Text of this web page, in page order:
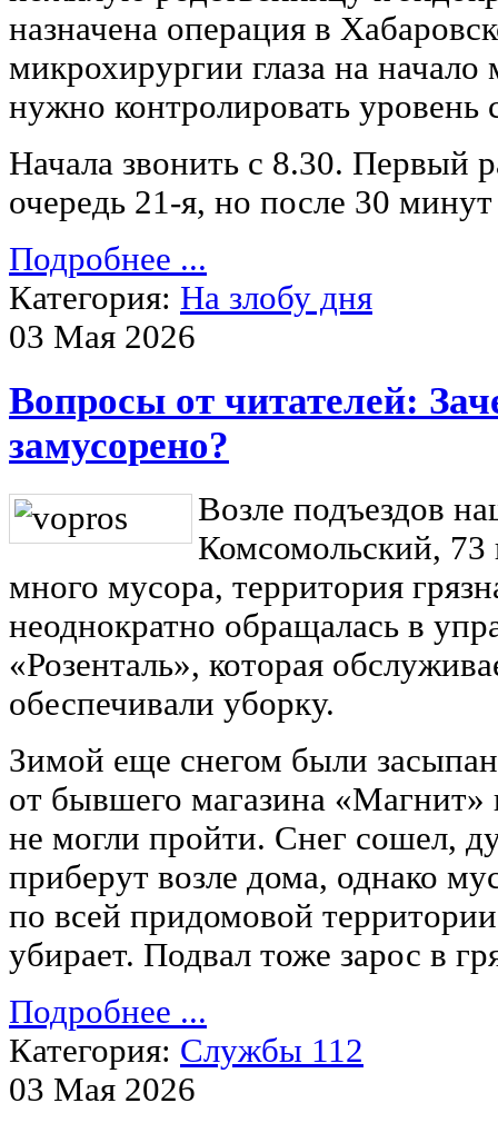
назначена операция в
микрохирургии глаза на начало
нужно контролировать уровень
Начала звонить с 8.30. Первый
очередь 21-я, но после 30
Подробнее ...
Категория: На злобу дня
03 Мая 2026
Вопросы от читателей:
замусорено?
Возле подъездов
Комсомольский, 73
много мусора, территория
неоднократно обращалась в
«Розенталь», которая
обеспечивали уборку.
Зимой еще снегом были
от бывшего магазина
не могли пройти. Снег сошел,
приберут возле дома, однако
по всей придомовой
убирает. Подвал тоже зарос в
Подробнее ...
Категория: Службы 112
03 Мая 2026